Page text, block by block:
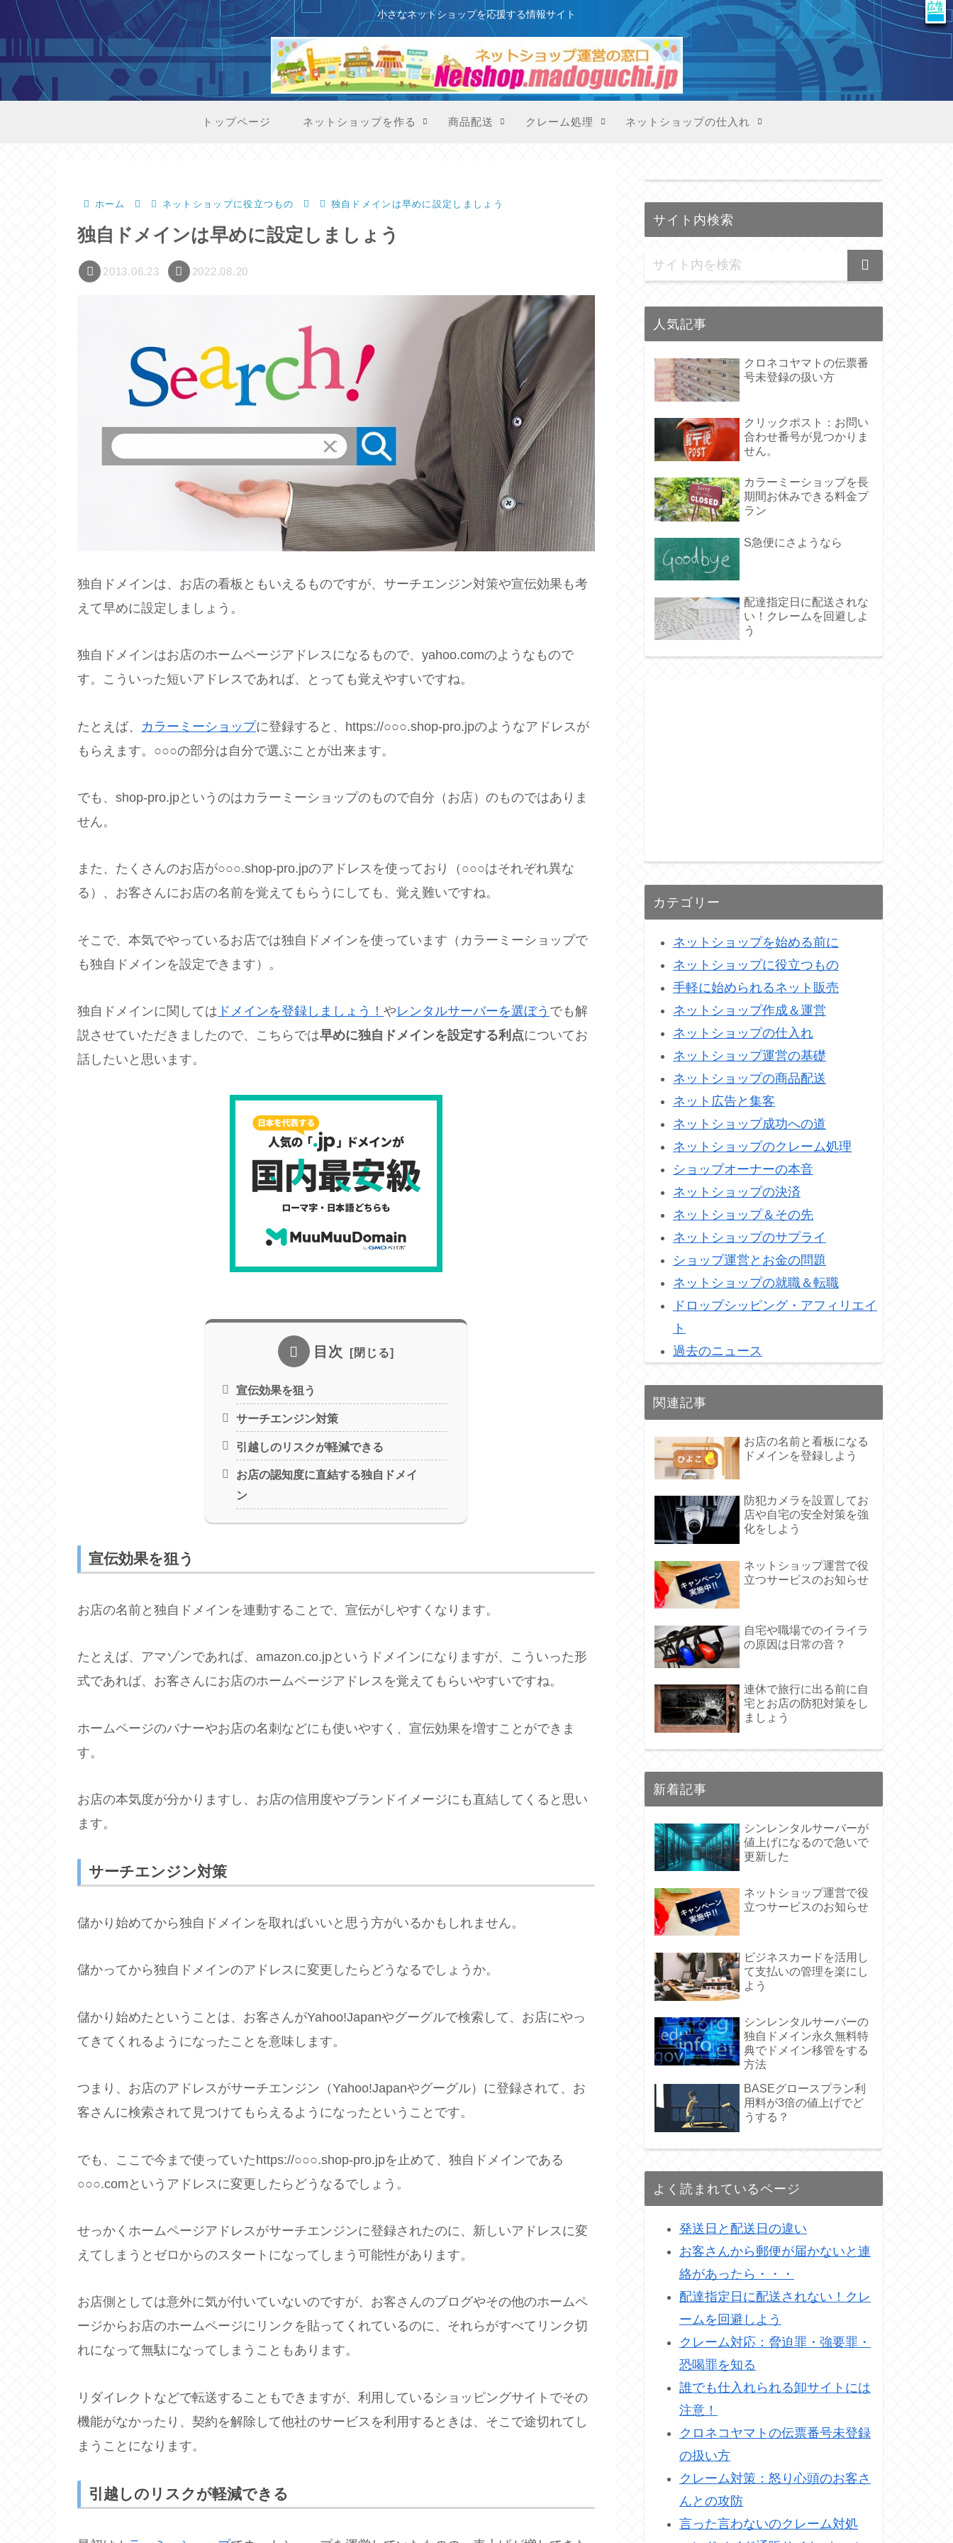
X
このサイトはプロモーションを含みます
小さなネットショップを応援する情報サイト
トップページ ネットショップを作る 商品配送 クレーム処理 ネットショップの仕入れ
ホーム ネットショップに役立つもの 独自ドメインは早めに設定しましょう
独自ドメインは早めに設定しましょう
2013.06.23 2022.08.20
独自ドメインは、お店の看板ともいえるものですが、サーチエンジン対策や宣伝効果も考
えて早めに設定しましょう。
独自ドメインはお店のホームページアドレスになるもので、yahoo.comのようなもので
す。こういった短いアドレスであれば、とっても覚えやすいですね。
たとえば、 カラーミーショップに登録すると、https://○○○.shop-pro.jpのようなアドレスが
もらえます。○○○の部分は自分で選ぶことが出来ます。
でも、shop-pro.jpというのはカラーミーショップのもので自分（お店）のものではありま
せん。
また、たくさんのお店が○○○.shop-pro.jpのアドレスを使っており（○○○はそれぞれ異な
る）、お客さんにお店の名前を覚えてもらうにしても、覚え難いですね。
そこで、本気でやっているお店では独自ドメインを使っています（カラーミーショップで
も独自ドメインを設定できます）。
独自ドメインに関しては ドメインを登録しましょう！ やレンタルサーバーを選ぼう でも解
説させていただきましたので、こちらでは早めに独自ドメインを設定する利点についてお
話したいと思います。
目次
宣伝効果を狙う
サーチエンジン対策
引越しのリスクが軽減できる
お店の認知度に直結する独自ドメイ
ン
宣伝効果を狙う
お店の名前と独自ドメインを連動することで、宣伝がしやすくなります。
たとえば、アマゾンであれば、amazon.co.jpというドメインになりますが、こういった形
式であれば、お客さんにお店のホームページアドレスを覚えてもらいやすいですね。
ホームページのバナーやお店の名刺などにも使いやすく、宣伝効果を増すことができま
す。
お店の本気度が分かりますし、お店の信用度やブランドイメージにも直結してくると思い
ます。
サーチエンジン対策
儲かり始めてから独自ドメインを取ればいいと思う方がいるかもしれません。
儲かってから独自ドメインのアドレスに変更したらどうなるでしょうか。
儲かり始めたということは、お客さんがYahoo!Japanやグーグルで検索して、お店にやっ
てきてくれるようになったことを意味します。
つまり、お店のアドレスがサーチエンジン（Yahoo!Japanやグーグル）に登録されて、お
客さんに検索されて見つけてもらえるようになったということです。
でも、ここで今まで使っていたhttps://○○○.shop-pro.jpを止めて、独自ドメインである
○○○.comというアドレスに変更したらどうなるでしょう。
せっかくホームページアドレスがサーチエンジンに登録されたのに、新しいアドレスに変
えてしまうとゼロからのスタートになってしまう可能性があります。
お店側としては意外に気が付いていないのですが、お客さんのブログやその他のホームペ
ージからお店のホームページにリンクを貼ってくれているのに、それらがすべてリンク切
れになって無駄になってしまうこともあります。
リダイレクトなどで転送することもできますが、利用しているショッピングサイトでその
機能がなかったり、契約を解除して他社のサービスを利用するときは、そこで途切れてし
まうことになります。
引越しのリスクが軽減できる
サイト内検索
人気記事
クロネコヤマトの伝票番
号未登録の扱い方
クリックポスト：お問い
合わせ番号が見つかりま
せん。
カラーミーショップを長
期間お休みできる料金プ
ラン
S急便にさようなら
配達指定日に配送されな
い！クレームを回避しよ
う
カテゴリー
ネットショップを始める前に
ネットショップに役立つもの
手軽に始められるネット販売
ネットショップ作成＆運営
ネットショップの仕入れ
ネットショップ運営の基礎
ネットショップの商品配送
ネット広告と集客
ネットショップ成功への道
ネットショップのクレーム処理
ショップオーナーの本音
ネットショップの決済
ネットショップ＆その先
ネットショップのサプライ
ショップ運営とお金の問題
ネットショップの就職＆転職
ドロップシッピング・アフィリエイ
ト
過去のニュース
関連記事
お店の名前と看板になる
ドメインを登録しよう
防犯カメラを設置してお
店や自宅の安全対策を強
化をしよう
ネットショップ運営で役
立つサービスのお知らせ
自宅や職場でのイライラ
の原因は日常の音？
連休で旅行に出る前に自
宅とお店の防犯対策をし
ましょう
新着記事
シンレンタルサーバーが
値上げになるので急いで
更新した
ネットショップ運営で役
立つサービスのお知らせ
ビジネスカードを活用し
て支払いの管理を楽にし
よう
シンレンタルサーバーの
独自ドメイン永久無料特
典でドメイン移管をする
方法
BASEグロースプラン利
用料が3倍の値上げでど
うする？
よく読まれているページ
発送日と配送日の違い
お客さんから郵便が届かないと連
絡があったら・・・
配達指定日に配送されない！クレ
ームを回避しよう
クレーム対応：脅迫罪・強要罪・
恐喝罪を知る
誰でも仕入れられる卸サイトには
注意！
クロネコヤマトの伝票番号未登録
の扱い方
クレーム対策：怒り心頭のお客さ
んとの攻防
言った言わないのクレーム対処